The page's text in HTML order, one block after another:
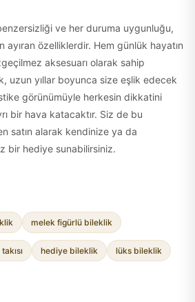
ve her duruma uygunluğu,
özelliklerdir. Hem günlük hayatın
aksesuarı olarak sahip
uzun yıllar boyunca size eşlik edecek
görünümüyle herkesin dikkatini
bir hava katacaktır. Siz de bu
satın alarak kendinize ya da
bir hediye sunabilirsiniz.
melek figürlü bileklik
hediye bileklik lüks bileklik